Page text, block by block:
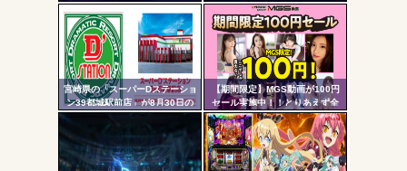
Powered by livedoor 相互RSS
る事は絶対に無理」
ドデカSTRAIGHT、右の1/2で平
均9,800個のサバチャンに突入
宮崎県の「スーパーDステーショ
ン39都城駅前店」が8月30日の
営業をもって閉店へ
【期間限定】MGS動画が100円
セール実施中！！とりあえず全
部買うやろｗｗｗｗｗ
ンク
自動
更新
ツー
ル